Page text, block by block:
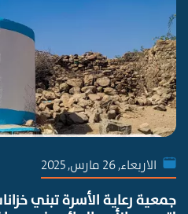
الاربعاء, 26 مارس, 2025
جمعية رعاية الأسرة تبني